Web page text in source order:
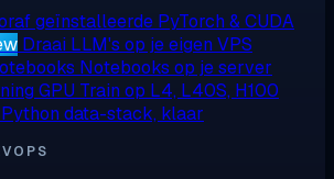
geïnstalleerde PyTorch & CUDA
Draai LLM's op je eigen VPS
Notebooks op je server
GPU Train op L4, L40S, H100
Python data-stack, klaar